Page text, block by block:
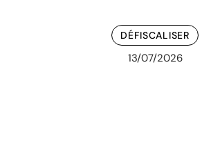
DÉFISCALISER
13/07/2026